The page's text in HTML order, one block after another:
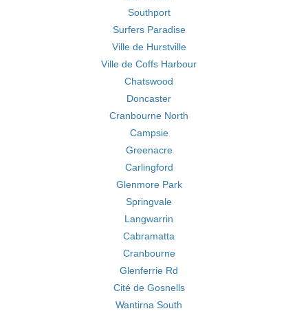
Southport
Surfers Paradise
Ville de Hurstville
Ville de Coffs Harbour
Chatswood
Doncaster
Cranbourne North
Campsie
Greenacre
Carlingford
Glenmore Park
Springvale
Langwarrin
Cabramatta
Cranbourne
Glenferrie Rd
Cité de Gosnells
Wantirna South